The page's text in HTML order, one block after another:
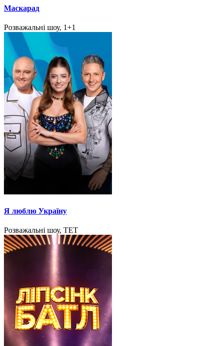
Маскарад
Розважальні шоу, 1+1
Я люблю Україну
Розважальні шоу, ТЕТ